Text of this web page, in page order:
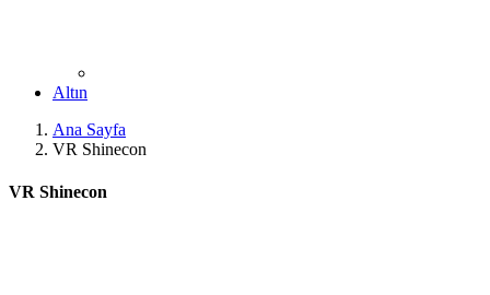
Altın
Ana Sayfa
VR Shinecon
VR Shinecon